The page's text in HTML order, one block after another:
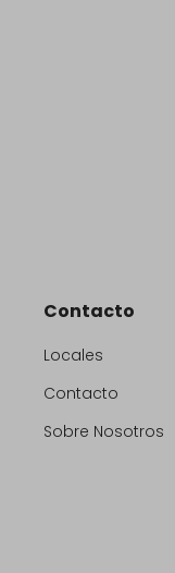
Contacto
Locales
Contacto
Sobre Nosotros